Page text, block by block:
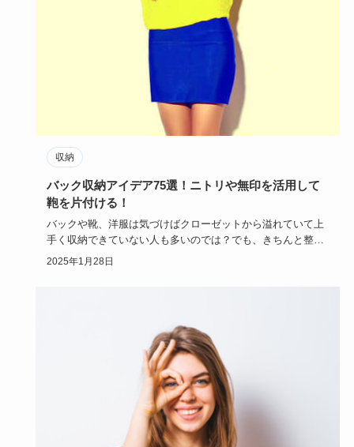
収納
バック収納アイデア75選！ニトリや無印を活用して
鞄を片付ける！
バックや靴、洋服は気づけばクローゼットから溢れていて上
手く収納できていない人も多いのでは？でも、きちんと整理
しておかないと…
2025年1月28日